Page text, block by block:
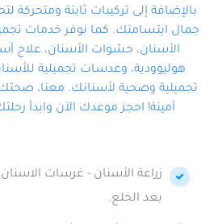
بالإضافة إلى تركيبات ثابتة ومتحركة
جمال ابتسامتك. كما نوفر خدمات
الأسنان، حشوات الأسنان، علاج
هوليوودية، وعدسات تجميلية
تجميلية وصحية لأسنانك. معنا،
أمينة! احجز موعدك الآن وابدأ
زراعة الأسنان - غرسات الاسنان
بعد الخلع.